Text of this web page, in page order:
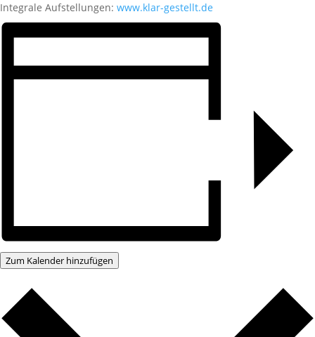
Integrale Aufstellungen: www.klar-gestellt.de
Zum Kalender hinzufügen